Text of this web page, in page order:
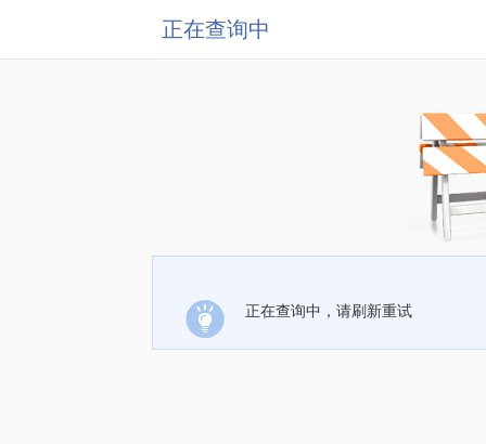
正在查询中
正在查询中，请刷新重试